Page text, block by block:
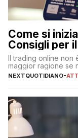
Come si
Consigli per
Il trading online non
maggior ragione se
NEXTQUOTIDIANO-